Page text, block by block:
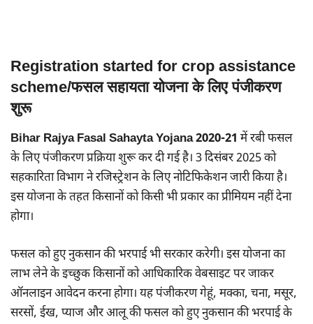
Registration started for crop assistance
scheme/फसल सहायता योजना के लिए पंजीकरण
शुरू
Bihar Rajya Fasal Sahayta Yojana2020-21 में रबी फसल
के लिए पंजीकरण प्रक्रिया शुरू कर दी गई है। 3 दिसंबर 2025 को
सहकारिता विभाग ने रजिस्ट्रेशन के लिए नोटिफिकेशन जारी किया है।
इस योजना के तहत किसानों को किसी भी प्रकार का प्रीमियम नहीं देना
होगा।
फसल को हुए नुकसान की भरपाई भी सरकार करेगी। इस योजना का
लाभ लेने के इच्छुक किसानों को आधिकारिक वेबसाइट पर जाकर
ऑनलाइन आवेदन करना होगा। यह पंजीकरण गेहूं, मक्का, चना, मसूर,
सरसों, ईख, प्याज और आलू की फसल को हुए नुकसान की भरपाई के